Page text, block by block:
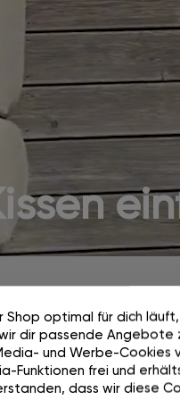
Shop optimal für dich
dir passende Angebote
und Werbe-
Funktionen frei und
dass wir diese